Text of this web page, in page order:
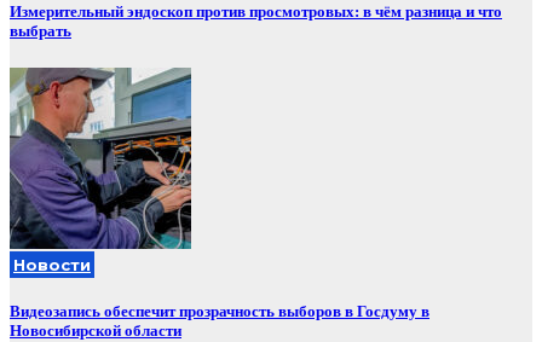
Измерительный эндоскоп против просмотровых: в чём разница и что
выбрать
Новости
Видеозапись обеспечит прозрачность выборов в Госдуму в
Новосибирской области